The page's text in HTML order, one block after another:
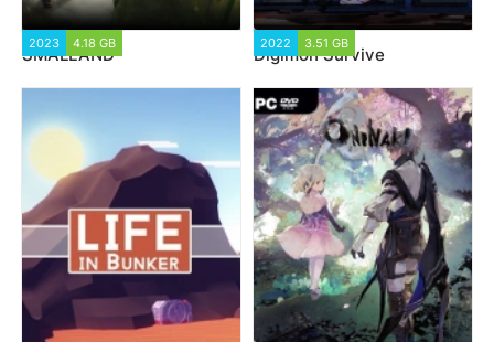
2023 4.18 GB
SMALLAND
2022 3.51 GB
Digimon Survive